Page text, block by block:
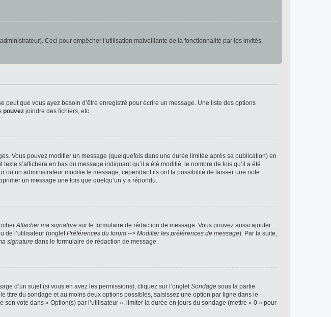
Ceci pour empêcher l’utilisation malveillante de la fonctionnalité par les invités.
que vous ayez besoin d’être enregistré pour écrire un message. Une liste des options
pouvez joindre des fichiers, etc.
Vous pouvez modifier un message (quelquefois dans une durée limitée après sa publication) en
s’affichera en bas du message indiquant qu’il a été modifié, le nombre de fois qu’il a été
ou un administrateur modifie le message, cependant ils ont la possibilité de laisser une note
un message une fois que quelqu’un y a répondu.
Attacher ma signature sur le formulaire de rédaction de message. Vous pouvez aussi ajouter
de l’utilisateur (onglet Préférences du forum --> Modifier les préférences de message). Par la suite,
signature dans le formulaire de rédaction de message.
d’un sujet (si vous en avez les permissions), cliquez sur l’onglet Sondage sous la partie
titre du sondage et au moins deux options possibles, saisissez une option par ligne dans le
vote dans « Option(s) par l’utilisateur », limiter la durée en jours du sondage (mettre « 0 » pour